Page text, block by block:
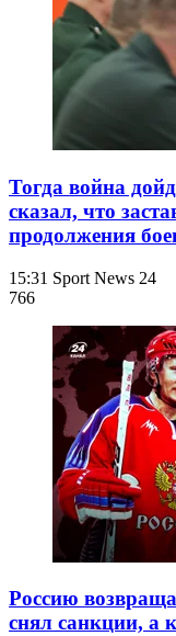
Тогда война
сказал, что
продолжения
15:31 Sport News 24
766
Россию
снял санкции, а